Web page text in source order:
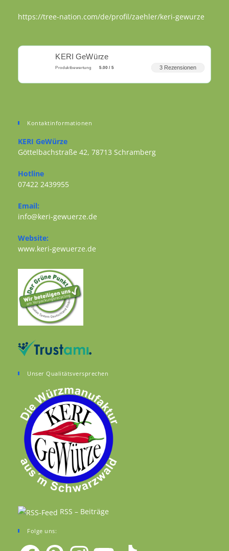
https://tree-nation.com/de/profil/zaehler/keri-gewurze
KERI GeWürze
Produktbewertung 5.00 / 5 3 Rezensionen
Kontaktinformationen
KERI GeWürze
Göttelbachstraße 42, 78713 Schramberg
Hotline
07422 2439955
Email:
info@keri-gewuerze.de
Website:
www.keri-gewuerze.de
Unser Qualitätsversprechen
RSS – Beiträge
Folge uns:
FacebookPinterestInstagram TikTok